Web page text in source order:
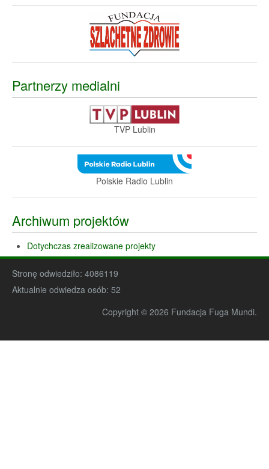
Partnerzy medialni
TVP Lublin
Polskie Radio Lublin
Archiwum projektów
Dotychczas zrealizowane projekty
Stronę odwiedziło: 4086119
Aktualnie odwiedza osób: 52
Copyright © 2026 Fundacja Fuga Mundi.